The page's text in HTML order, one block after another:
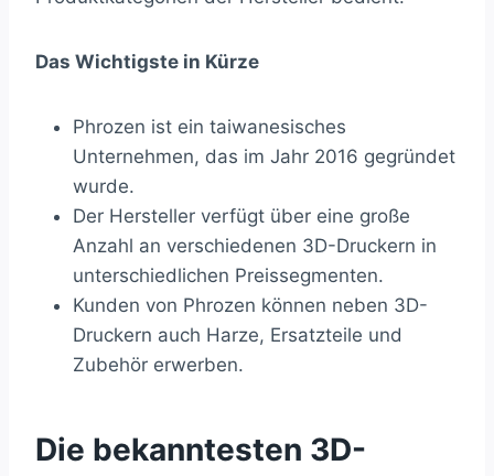
Das Wichtigste in Kürze
Phrozen ist ein taiwanesisches
Unternehmen, das im Jahr 2016 gegründet
wurde.
Der Hersteller verfügt über eine große
Anzahl an verschiedenen 3D-Druckern in
unterschiedlichen Preissegmenten.
Kunden von Phrozen können neben 3D-
Druckern auch Harze, Ersatzteile und
Zubehör erwerben.
Die bekanntesten 3D-